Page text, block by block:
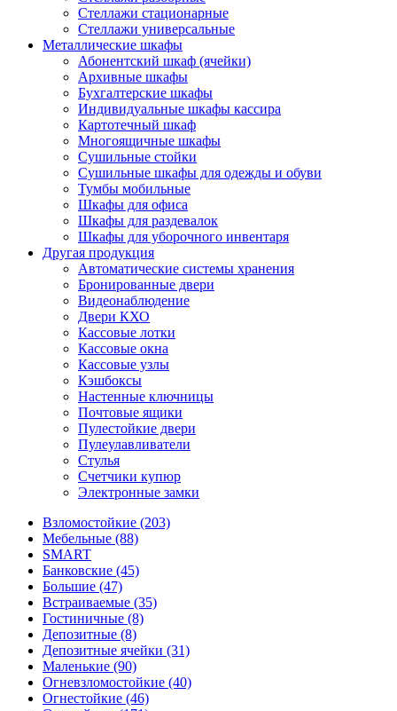
Стеллажи стационарные
Стеллажи универсальные
Металлические шкафы
Абонентский шкаф (ячейки)
Архивные шкафы
Бухгалтерские шкафы
Индивидуальные шкафы кассира
Картотечный шкаф
Многоящичные шкафы
Сушильные стойки
Сушильные шкафы для одежды и обуви
Тумбы мобильные
Шкафы для офиса
Шкафы для раздевалок
Шкафы для уборочного инвентаря
Другая продукция
Автоматические системы хранения
Бронированные двери
Видеонаблюдение
Двери КХО
Кассовые лотки
Кассовые окна
Кассовые узлы
Кэшбоксы
Настенные ключницы
Почтовые ящики
Пулестойкие двери
Пулеулавливатели
Стулья
Счетчики купюр
Электронные замки
Взломостойкие (203)
Мебельные (88)
SMART
Банковские (45)
Большие (47)
Встраиваемые (35)
Гостиничные (8)
Депозитные (8)
Депозитные ячейки (31)
Маленькие (90)
Огневзломостойкие (40)
Огнестойкие (46)